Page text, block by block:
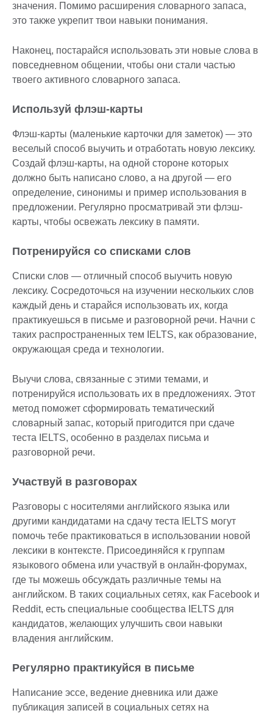
значения. Помимо расширения словарного запаса,
это также укрепит твои навыки понимания.
Наконец, постарайся использовать эти новые слова в
повседневном общении, чтобы они стали частью
твоего активного словарного запаса.
Используй флэш-карты
Флэш-карты (маленькие карточки для заметок) — это
веселый способ выучить и отработать новую лексику.
Создай флэш-карты, на одной стороне которых
должно быть написано слово, а на другой — его
определение, синонимы и пример использования в
предложении. Регулярно просматривай эти флэш-
карты, чтобы освежать лексику в памяти.
Потренируйся со списками слов
Списки слов — отличный способ выучить новую
лексику. Сосредоточься на изучении нескольких слов
каждый день и старайся использовать их, когда
практикуешься в письме и разговорной речи. Начни с
таких распространенных тем IELTS, как образование,
окружающая среда и технологии.
Выучи слова, связанные с этими темами, и
потренируйся использовать их в предложениях. Этот
метод поможет сформировать тематический
словарный запас, который пригодится при сдаче
теста IELTS, особенно в разделах письма и
разговорной речи.
Участвуй в разговорах
Разговоры с носителями английского языка или
другими кандидатами на сдачу теста IELTS могут
помочь тебе практиковаться в использовании новой
лексики в контексте. Присоединяйся к группам
языкового обмена или участвуй в онлайн-форумах,
где ты можешь обсуждать различные темы на
английском. В таких социальных сетях, как Facebook и
Reddit, есть специальные сообщества IELTS для
кандидатов, желающих улучшить свои навыки
владения английским.
Регулярно практикуйся в письме
Написание эссе, ведение дневника или даже
публикация записей в социальных сетях на